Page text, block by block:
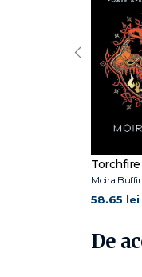
Leigh
s-a
De
precum și
seriei cu
Torchfire
Moira
58.65 lei
‹
De